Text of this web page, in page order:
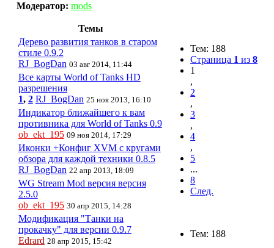
Модератор: mods
Тем: 188
Страница 1 из8
1
,
2
,
3
,
4
,
5
...
8
След.
Тем: 188
Темы
Дерево развития танков в старом
стиле 0.9.2
RJ_BogDan 03 авг 2014, 11:44
Все карты World of Tanks HD
разрешения
1, 2 RJ_BogDan 25 ноя 2013, 16:10
Индикатор ближайшего к вам
противника для World of Tanks 0.9
ob_ekt_195 09 ноя 2014, 17:29
Иконки +Конфиг XVM с кругами
обзора для каждой техники 0.8.5
RJ_BogDan 22 апр 2013, 18:09
WG Stream Mod версия версия
2.5.0
ob_ekt_195 30 апр 2015, 14:28
Модификация "Танки на
прокачку" для версии 0.9.7
Edrard 28 апр 2015, 15:42